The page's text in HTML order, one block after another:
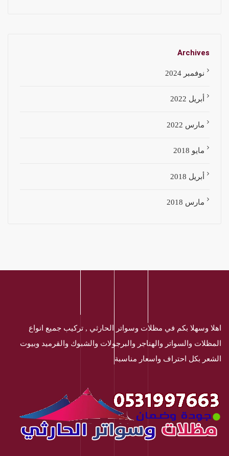
Archives
نوفمبر 2024
أبريل 2022
مارس 2022
مايو 2018
أبريل 2018
مارس 2018
اهلا وسهلا بكم في مظلات وسواتر الحارثي , تركيب جميع انواع
المظلات والسواتر والهناجر والبرجولات والشبوك والقرميد وبيوت
الشعر بكل احتراف واسعار مناسبة